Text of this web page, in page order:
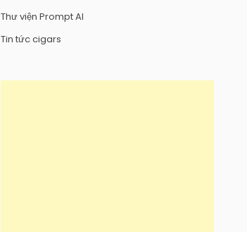
Thư viện Prompt AI
Tin tức cigars